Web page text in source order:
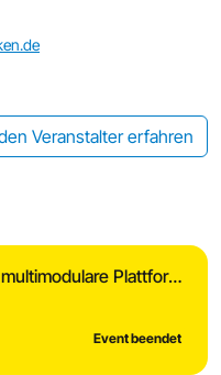
Veranstalter erfahren
Digital Handwerk-Best Practice multimodulare Plattform Möbelkollektiv
Event beendet